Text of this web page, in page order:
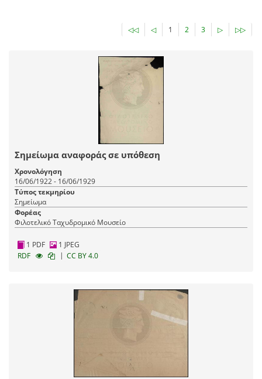
◁◁ ◁ 1 2 3 ▷ ▷▷
Σημείωμα αναφοράς σε υπόθεση
Χρονολόγηση
16/06/1922 - 16/06/1929
Τύπος τεκμηρίου
Σημείωμα
Φορέας
Φιλοτελικό Ταχυδρομικό Μουσείο
1 PDF
1 JPEG
RDF
| CC BY 4.0